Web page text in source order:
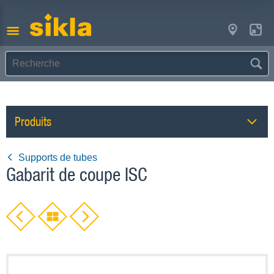
Produits
Supports de tubes
Gabarit de coupe ISC